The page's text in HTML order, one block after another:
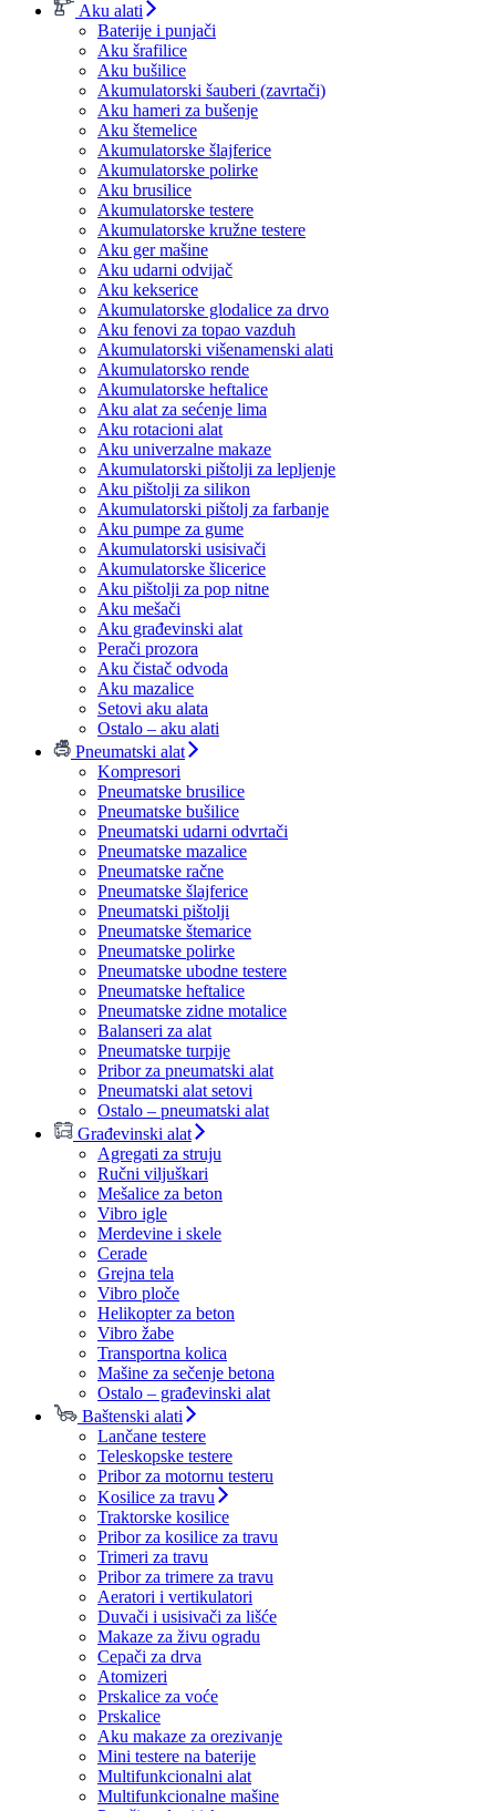
Aku alati
Baterije i punjači
Aku šrafilice
Aku bušilice
Akumulatorski šauberi (zavrtači)
Aku hameri za bušenje
Aku štemelice
Akumulatorske šlajferice
Akumulatorske polirke
Aku brusilice
Akumulatorske testere
Akumulatorske kružne testere
Aku ger mašine
Aku udarni odvijač
Aku kekserice
Akumulatorske glodalice za drvo
Aku fenovi za topao vazduh
Akumulatorski višenamenski alati
Akumulatorsko rende
Akumulatorske heftalice
Aku alat za sećenje lima
Aku rotacioni alat
Aku univerzalne makaze
Akumulatorski pištolji za lepljenje
Aku pištolji za silikon
Akumulatorski pištolj za farbanje
Aku pumpe za gume
Akumulatorski usisivači
Akumulatorske šlicerice
Aku pištolji za pop nitne
Aku mešači
Aku građevinski alat
Perači prozora
Aku čistač odvoda
Aku mazalice
Setovi aku alata
Ostalo – aku alati
Pneumatski alat
Kompresori
Pneumatske brusilice
Pneumatske bušilice
Pneumatski udarni odvrtači
Pneumatske mazalice
Pneumatske račne
Pneumatske šlajferice
Pneumatski pištolji
Pneumatske štemarice
Pneumatske polirke
Pneumatske ubodne testere
Pneumatske heftalice
Pneumatske zidne motalice
Balanseri za alat
Pneumatske turpije
Pribor za pneumatski alat
Pneumatski alat setovi
Ostalo – pneumatski alat
Građevinski alat
Agregati za struju
Ručni viljuškari
Mešalice za beton
Vibro igle
Merdevine i skele
Cerade
Grejna tela
Vibro ploče
Helikopter za beton
Vibro žabe
Transportna kolica
Mašine za sečenje betona
Ostalo – građevinski alat
Baštenski alati
Lančane testere
Teleskopske testere
Pribor za motornu testeru
Kosilice za travu
Traktorske kosilice
Pribor za kosilice za travu
Trimeri za travu
Pribor za trimere za travu
Aeratori i vertikulatori
Duvači i usisivači za lišće
Makaze za živu ogradu
Cepači za drva
Atomizeri
Prskalice za voće
Prskalice
Aku makaze za orezivanje
Mini testere na baterije
Multifunkcionalni alat
Multifunkcionalne mašine